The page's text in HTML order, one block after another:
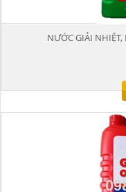
NƯỚC GIẢI NHIỆT,